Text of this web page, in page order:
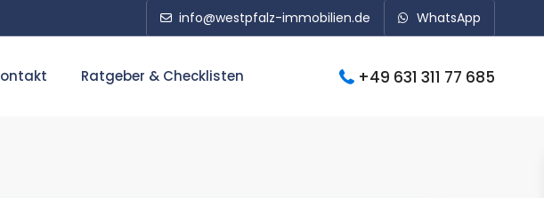
info@westpfalz-immobilien.de WhatsApp
Ratgeber & Checklisten +49 631 311 77 685